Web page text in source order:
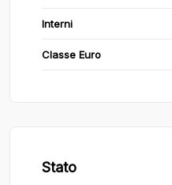
Interni
Classe Euro
Stato